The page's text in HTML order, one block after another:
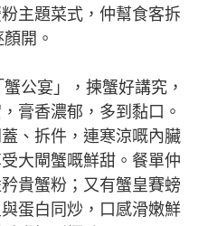
主題菜式，仲幫食客拆
開。
宴」，揀蟹好講究，
膏香濃郁，多到黏口。
、拆件，連寒涼嘅內臟
大閘蟹嘅鮮甜。餐單仲
貴蟹粉；又有蟹皇賽螃
蛋白同炒，口感滑嫩鮮